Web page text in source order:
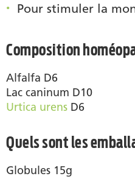
Pour stimuler la
Composition
Alfalfa D6
Lac caninum D10
Urtica urens D6
Quels sont les
Globules 15g